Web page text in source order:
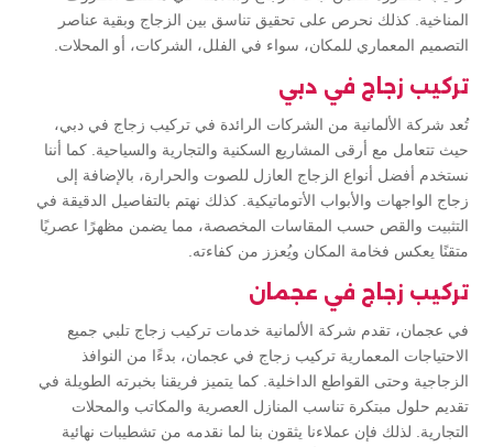
المناخية. كذلك نحرص على تحقيق تناسق بين الزجاج وبقية عناصر
التصميم المعماري للمكان، سواء في الفلل، الشركات، أو المحلات.
تركيب زجاج في دبي
تُعد شركة الألمانية من الشركات الرائدة في تركيب زجاج في دبي،
حيث تتعامل مع أرقى المشاريع السكنية والتجارية والسياحية. كما أننا
نستخدم أفضل أنواع الزجاج العازل للصوت والحرارة، بالإضافة إلى
زجاج الواجهات والأبواب الأتوماتيكية. كذلك نهتم بالتفاصيل الدقيقة في
التثبيت والقص حسب المقاسات المخصصة، مما يضمن مظهرًا عصريًا
متقنًا يعكس فخامة المكان ويُعزز من كفاءته.
تركيب زجاج في عجمان
في عجمان، تقدم شركة الألمانية خدمات تركيب زجاج تلبي جميع
الاحتياجات المعمارية تركيب زجاج في عجمان، بدءًا من النوافذ
الزجاجية وحتى القواطع الداخلية. كما يتميز فريقنا بخبرته الطويلة في
تقديم حلول مبتكرة تناسب المنازل العصرية والمكاتب والمحلات
التجارية. لذلك فإن عملاءنا يثقون بنا لما نقدمه من تشطيبات نهائية